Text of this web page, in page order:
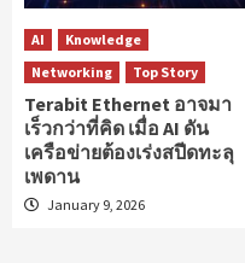
AI
Knowledge
Networking
Top Story
Terabit Ethernet อาจมา
เร็วกว่าที่คิด เมื่อ AI ดัน
เครือข่ายต้องเร่งสปีดทะลุ
เพดาน
January 9, 2026